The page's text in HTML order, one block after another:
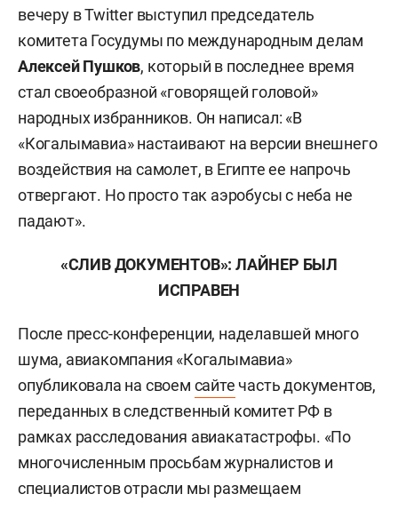
вечеру в Twitter выступил председатель
комитета Госудумы по международным делам
Алексей Пушков, который в последнее время
стал своеобразной «говорящей головой»
народных избранников. Он написал: «В
«Когалымавиа» настаивают на версии внешнего
воздействия на самолет, в Египте ее напрочь
отвергают. Но просто так аэробусы с неба не
падают».
«СЛИВ ДОКУМЕНТОВ»: ЛАЙНЕР БЫЛ
ИСПРАВЕН
После пресс-конференции, наделавшей много
шума, авиакомпания «Когалымавиа»
опубликовала на своем сайте часть документов,
переданных в следственный комитет РФ в
рамках расследования авиакатастрофы. «По
многочисленным просьбам журналистов и
специалистов отрасли мы размещаем